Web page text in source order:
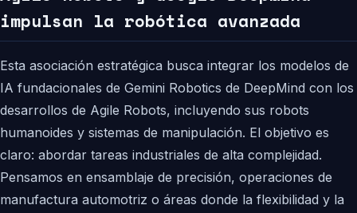
impulsan la robótica avanzada
Esta asociación estratégica busca integrar los modelos de
IA fundacionales de Gemini Robotics de DeepMind con los
desarrollos de Agile Robots, incluyendo sus robots
humanoides y sistemas de manipulación. El objetivo es
claro: abordar tareas industriales de alta complejidad.
Pensamos en ensamblaje de precisión, operaciones de
manufactura automotriz o áreas donde la flexibilidad y la